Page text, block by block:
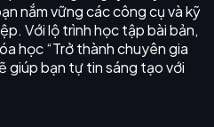
nắm vững các công cụ và kỹ
Với lộ trình học tập bài bản,
học “Trở thành chuyên gia
giúp bạn tự tin sáng tạo với